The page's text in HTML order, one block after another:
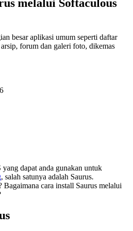
melalui Softaculous
besar aplikasi umum seperti daftar
forum dan galeri foto, dikemas
dapat anda gunakan untuk
, salah satunya adalah Saurus.
Bagaimana cara install Saurus melalui